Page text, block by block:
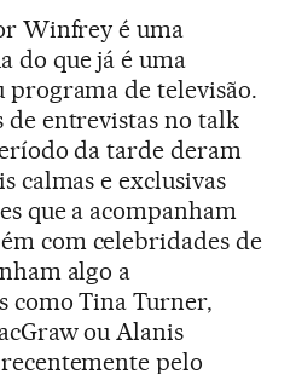
Winfrey é uma
do que já é uma
programa de televisão.
de entrevistas no talk
da tarde deram
calmas e exclusivas
que a acompanham
com celebridades de
algo a
como Tina Turner,
ou Alanis
pelo